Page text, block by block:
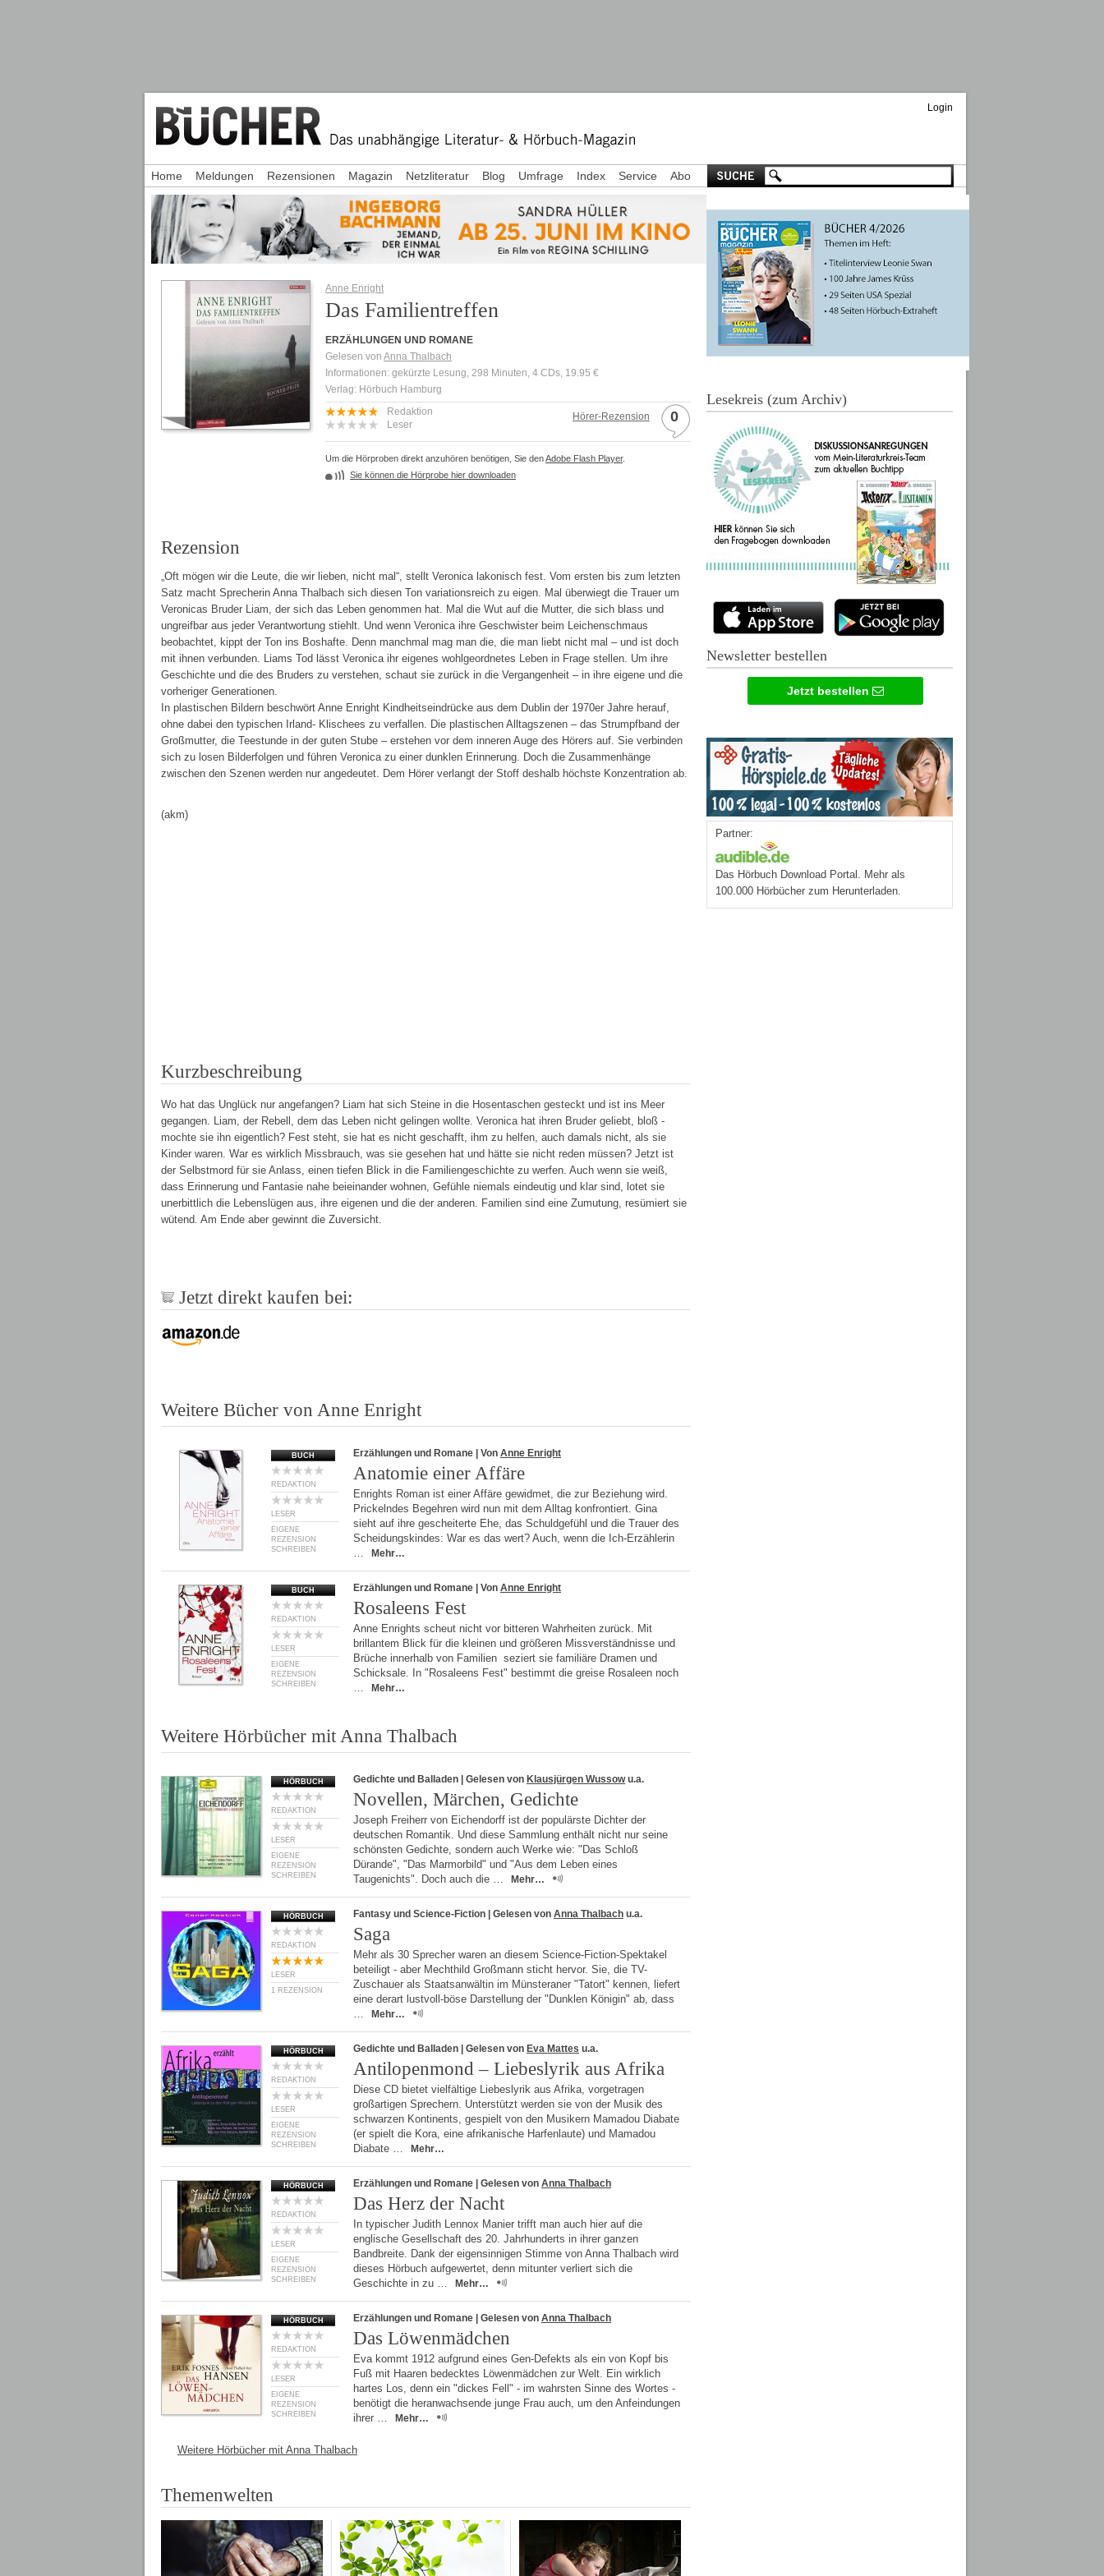
Login
Anne Enright
Das Familientreffen
ERZÄHLUNGEN UND ROMANE
Gelesen von Anna Thalbach
Informationen: gekürzte Lesung, 298 Minuten, 4 CDs, 19.95 €
Verlag: Hörbuch Hamburg
Hörer-Rezension 0
Redaktion
Leser
Um die Hörproben direkt anzuhören benötigen, Sie denAdobe Flash Player.
Sie können die Hörprobe hier downloaden
Rezension
„Oft mögen wir die Leute, die wir lieben, nicht mal“, stellt Veronica lakonisch fest. Vom ersten bis zum letzten
Satz macht Sprecherin Anna Thalbach sich diesen Ton variationsreich zu eigen. Mal überwiegt die Trauer um
Veronicas Bruder Liam, der sich das Leben genommen hat. Mal die Wut auf die Mutter, die sich blass und
ungreifbar aus jeder Verantwortung stiehlt. Und wenn Veronica ihre Geschwister beim Leichenschmaus
beobachtet, kippt der Ton ins Boshafte. Denn manchmal mag man die, die man liebt nicht mal – und ist doch
mit ihnen verbunden. Liams Tod lässt Veronica ihr eigenes wohlgeordnetes Leben in Frage stellen. Um ihre
Geschichte und die des Bruders zu verstehen, schaut sie zurück in die Vergangenheit – in ihre eigene und die
vorheriger Generationen.
In plastischen Bildern beschwört Anne Enright Kindheitseindrücke aus dem Dublin der 1970er Jahre herauf,
ohne dabei den typischen Irland- Klischees zu verfallen. Die plastischen Alltagszenen – das Strumpfband der
Großmutter, die Teestunde in der guten Stube – erstehen vor dem inneren Auge des Hörers auf. Sie verbinden
sich zu losen Bilderfolgen und führen Veronica zu einer dunklen Erinnerung. Doch die Zusammenhänge
zwischen den Szenen werden nur angedeutet. Dem Hörer verlangt der Stoff deshalb höchste Konzentration ab.
(akm)
Kurzbeschreibung
Wo hat das Unglück nur angefangen? Liam hat sich Steine in die Hosentaschen gesteckt und ist ins Meer
gegangen. Liam, der Rebell, dem das Leben nicht gelingen wollte. Veronica hat ihren Bruder geliebt, bloß -
mochte sie ihn eigentlich? Fest steht, sie hat es nicht geschafft, ihm zu helfen, auch damals nicht, als sie
Kinder waren. War es wirklich Missbrauch, was sie gesehen hat und hätte sie nicht reden müssen? Jetzt ist
der Selbstmord für sie Anlass, einen tiefen Blick in die Familiengeschichte zu werfen. Auch wenn sie weiß,
dass Erinnerung und Fantasie nahe beieinander wohnen, Gefühle niemals eindeutig und klar sind, lotet sie
unerbittlich die Lebenslügen aus, ihre eigenen und die der anderen. Familien sind eine Zumutung, resümiert sie
wütend. Am Ende aber gewinnt die Zuversicht.
Jetzt direkt kaufen bei:
Weitere Bücher von Anne Enright
BUCH
REDAKTION
LESER
EIGENE
REZENSION
SCHREIBEN
Erzählungen und Romane | Von Anne Enright
Anatomie einer Affäre
Enrights Roman ist einer Affäre gewidmet, die zur Beziehung wird.
Prickelndes Begehren wird nun mit dem Alltag konfrontiert. Gina
sieht auf ihre gescheiterte Ehe, das Schuldgefühl und die Trauer des
Scheidungskindes: War es das wert? Auch, wenn die Ich-Erzählerin
…
Mehr…
BUCH
REDAKTION
LESER
EIGENE
REZENSION
SCHREIBEN
Erzählungen und Romane | Von Anne Enright
Rosaleens Fest
Anne Enrights scheut nicht vor bitteren Wahrheiten zurück. Mit
brillantem Blick für die kleinen und größeren Missverständnisse und
Brüche innerhalb von Familien seziert sie familiäre Dramen und
Schicksale. In "Rosaleens Fest" bestimmt die greise Rosaleen noch
…
Mehr…
Weitere Hörbücher mit Anna Thalbach
HÖRBUCH
REDAKTION
LESER
EIGENE
REZENSION
SCHREIBEN
Gedichte und Balladen | Gelesen von Klausjürgen Wussowu.a.
Novellen, Märchen, Gedichte
Joseph Freiherr von Eichendorff ist der populärste Dichter der
deutschen Romantik. Und diese Sammlung enthält nicht nur seine
schönsten Gedichte, sondern auch Werke wie: "Das Schloß
Dürande", "Das Marmorbild" und "Aus dem Leben eines
Taugenichts". Doch auch die …
Mehr…
HÖRBUCH
REDAKTION
LESER
1 REZENSION
Fantasy und Science-Fiction | Gelesen von Anna Thalbach u.a.
Saga
Mehr als 30 Sprecher waren an diesem Science-Fiction-Spektakel
beteiligt - aber Mechthild Großmann sticht hervor. Sie, die TV-
Zuschauer als Staatsanwältin im Münsteraner "Tatort" kennen, liefert
eine derart lustvoll-böse Darstellung der "Dunklen Königin" ab, dass
…
Mehr…
HÖRBUCH
REDAKTION
LESER
EIGENE
REZENSION
SCHREIBEN
Gedichte und Balladen | Gelesen von Eva Mattes u.a.
Antilopenmond – Liebeslyrik aus Afrika
Diese CD bietet vielfältige Liebeslyrik aus Afrika, vorgetragen
großartigen Sprechern. Unterstützt werden sie von der Musik des
schwarzen Kontinents, gespielt von den Musikern Mamadou Diabate
(er spielt die Kora, eine afrikanische Harfenlaute) und Mamadou
Diabate …
Mehr…
HÖRBUCH
REDAKTION
LESER
EIGENE
REZENSION
SCHREIBEN
Erzählungen und Romane | Gelesen von Anna Thalbach
Das Herz der Nacht
In typischer Judith Lennox Manier trifft man auch hier auf die
englische Gesellschaft des 20. Jahrhunderts in ihrer ganzen
Bandbreite. Dank der eigensinnigen Stimme von Anna Thalbach wird
dieses Hörbuch aufgewertet, denn mitunter verliert sich die
Geschichte in zu …
Mehr…
HÖRBUCH
REDAKTION
LESER
EIGENE
REZENSION
SCHREIBEN
Erzählungen und Romane | Gelesen von Anna Thalbach
Das Löwenmädchen
Eva kommt 1912 aufgrund eines Gen-Defekts als ein von Kopf bis
Fuß mit Haaren bedecktes Löwenmädchen zur Welt. Ein wirklich
hartes Los, denn ein "dickes Fell" - im wahrsten Sinne des Wortes -
benötigt die heranwachsende junge Frau auch, um den Anfeindungen
ihrer …
Mehr…
Weitere Hörbücher mit Anna Thalbach
Themenwelten
Home Meldungen Rezensionen Magazin Netzliteratur Blog Umfrage Index Service Abo
Lesekreis (zum Archiv)
Newsletter bestellen
Jetzt bestellen
Partner:
Das Hörbuch Download Portal. Mehr als
100.000 Hörbücher zum Herunterladen.